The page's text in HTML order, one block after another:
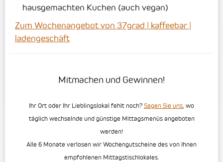
hausgemachten Kuchen (auch vegan)
Zum Wochenangebot von 37grad | kaffeebar |
ladengeschäft
Mitmachen und Gewinnen!
Ihr Ort oder Ihr Lieblingslokal fehlt noch? Sagen Sie uns, wo
täglich wechselnde und günstige Mittagsmenüs angeboten
werden!
Alle 6 Monate verlosen wir Wochengutscheine des von Ihnen
empfohlenen Mittagstischlokales.